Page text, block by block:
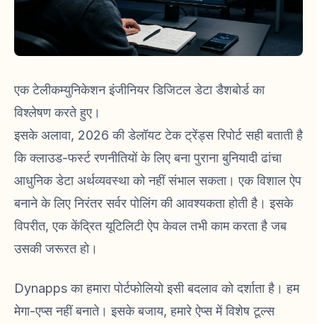
एक टेलीकम्युनिकेशन इंजीनियर डिजिटल डेटा डैशबोर्ड का
विश्लेषण करते हुए।
इसके अलावा, 2026 की डेलॉयट टेक ट्रेंड्स रिपोर्ट सही बताती है
कि क्लाउड-फर्स्ट रणनीतियों के लिए बना पुराना बुनियादी ढांचा
आधुनिक डेटा अर्थव्यवस्था को नहीं संभाल सकता। एक विशाल ऐप
बनाने के लिए निरंतर सर्वर पोलिंग की आवश्यकता होती है। इसके
विपरीत, एक केंद्रित यूटिलिटी ऐप केवल तभी काम करता है जब
उसकी जरूरत हो।
Dynapps का हमारा पोर्टफोलियो इसी बदलाव को दर्शाता है। हम
मेगा-एप्स नहीं बनाते। इसके बजाय, हमारे ऐप्स में विशेष टूल्स